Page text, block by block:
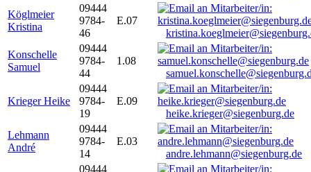
Köglmeier
Kristina
09444
9784-
46
E.07
Konschelle
Samuel
09444
9784-
44
1.08
Krieger Heike
09444
9784-
19
E.09
heike.krieger@siegenburg.de
Lehmann
André
09444
9784-
14
E.03
andre.lehmann@siegenburg.de
09444